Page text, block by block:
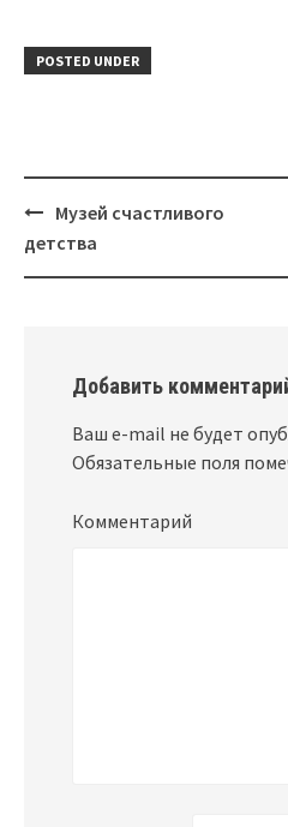
POSTED UNDER
Post
navigation
Музей счастливого
детства
Добавить
Ваш e-mail не будет
Обязательные поля
Комментарий